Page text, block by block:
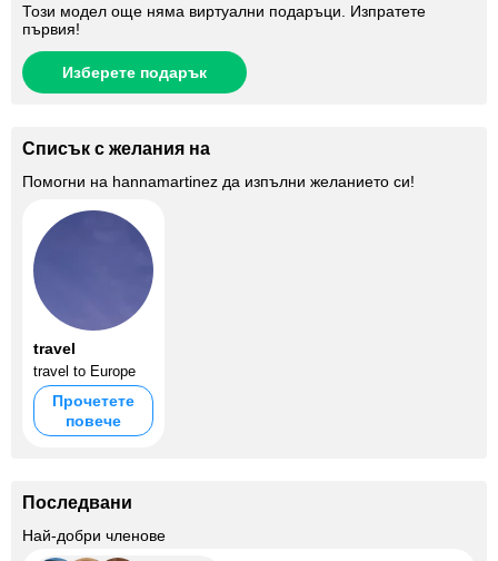
Този модел още няма виртуални подаръци. Изпратете
първия!
Изберете подарък
Списък с желания на
Помогни на hannamartinez да изпълни желанието си!
travel
travel to Europe
Прочетете
повече
Последвани
Най-добри членове